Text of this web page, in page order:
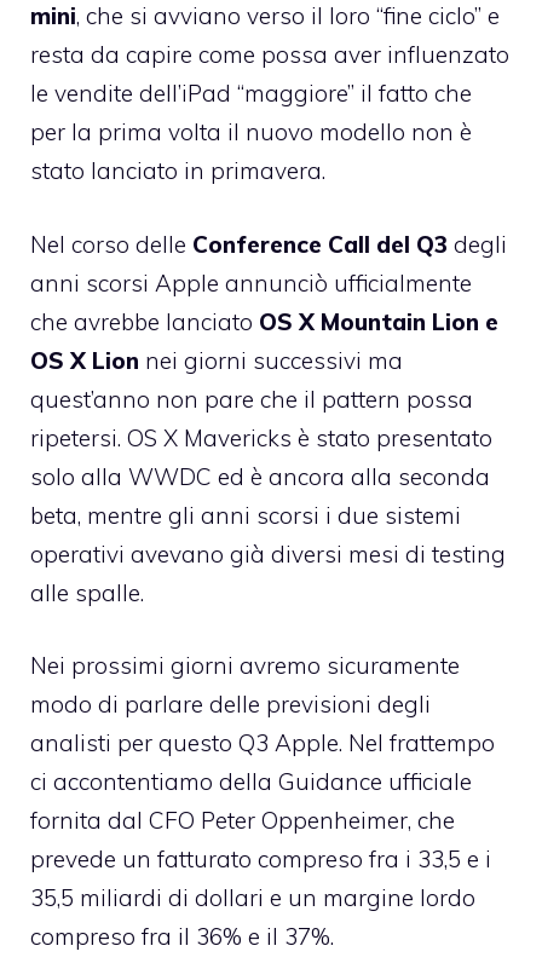
mini, che si avviano verso il loro “fine ciclo” e
resta da capire come possa aver influenzato
le vendite dell’iPad “maggiore” il fatto che
per la prima volta il nuovo modello non è
stato lanciato in primavera.
Nel corso delle Conference Call del Q3 degli
anni scorsi Apple annunciò ufficialmente
che avrebbe lanciato OS X Mountain Lion e
OS X Lion nei giorni successivi ma
quest’anno non pare che il pattern possa
ripetersi. OS X Mavericks è stato presentato
solo alla WWDC ed è ancora alla seconda
beta, mentre gli anni scorsi i due sistemi
operativi avevano già diversi mesi di testing
alle spalle.
Nei prossimi giorni avremo sicuramente
modo di parlare delle previsioni degli
analisti per questo Q3 Apple. Nel frattempo
ci accontentiamo della Guidance ufficiale
fornita dal CFO Peter Oppenheimer, che
prevede un fatturato compreso fra i 33,5 e i
35,5 miliardi di dollari e un margine lordo
compreso fra il 36% e il 37%.